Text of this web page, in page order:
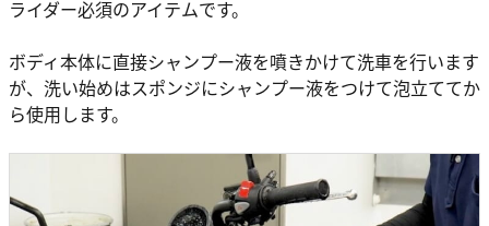
ライダー必須のアイテムです。
ボディ本体に直接シャンプー液を噴きかけて洗車を行います
が、洗い始めはスポンジにシャンプー液をつけて泡立ててか
ら使用します。